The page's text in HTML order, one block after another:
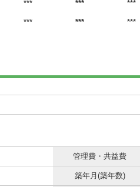
*** *** ***
*** *** ***
管理費・共益費
築年月(築年数)